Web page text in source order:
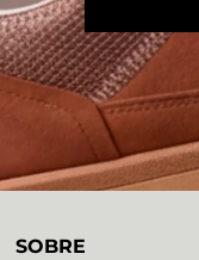
SOBRE